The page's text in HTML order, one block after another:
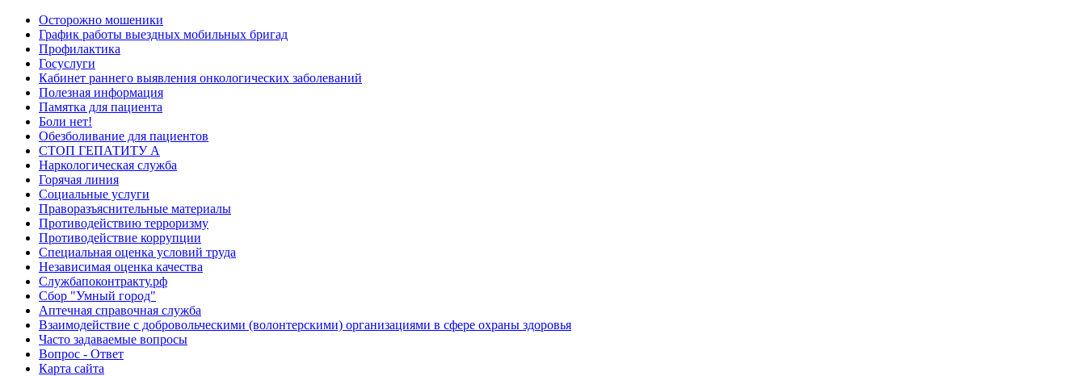
Осторожно мошеники
График работы выездных мобильных бригад
Профилактика
Госуслуги
Кабинет раннего выявления онкологических заболеваний
Полезная информация
Памятка для пациента
Боли нет!
Обезболивание для пациентов
СТОП ГЕПАТИТУ А
Наркологическая служба
Горячая линия
Социальные услуги
Праворазъяснительные материалы
Противодействию терроризму
Противодействие коррупции
Специальная оценка условий труда
Независимая оценка качества
Службапоконтракту.рф
Сбор "Умный город"
Аптечная справочная служба
Взаимодействие с добровольческими (волонтерскими) организациями в сфере охраны здоровья
Часто задаваемые вопросы
Вопрос - Ответ
Карта сайта